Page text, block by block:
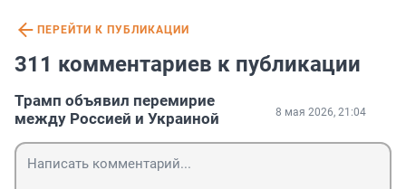
ПЕРЕЙТИ К ПУБЛИКАЦИИ
311 комментариев к публикации
Трамп объявил перемирие
между Россией и Украиной
8 мая 2026, 21:04